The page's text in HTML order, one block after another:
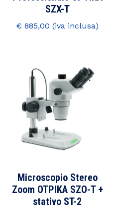
SZX-T
€ 885,00
Microscopio Stereo
Zoom OTPIKA SZO-T +
stativo ST-2